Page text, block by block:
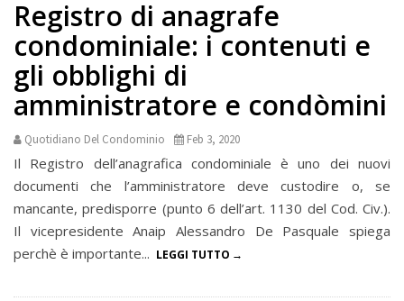
Registro di anagrafe
condominiale: i contenuti e
gli obblighi di
amministratore e condòmini
Quotidiano Del Condominio Feb 3, 2020
Il Registro dell’anagrafica condominiale è uno dei nuovi
documenti che l’amministratore deve custodire o, se
mancante, predisporre (punto 6 dell’art. 1130 del Cod. Civ.).
Il vicepresidente Anaip Alessandro De Pasquale spiega
perchè è importante... LEGGI TUTTO